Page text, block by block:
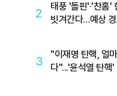
2
태풍 '돌핀'·'찬홈'
빗겨간다…예상
3
"이재명 탄핵, 얼
다"...'윤석열 탄핵'